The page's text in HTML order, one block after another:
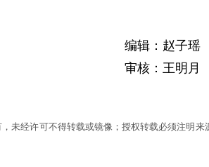
编辑：赵子瑶
审核：王明月
未经许可不得转载或镜像；授权转载必须注明来